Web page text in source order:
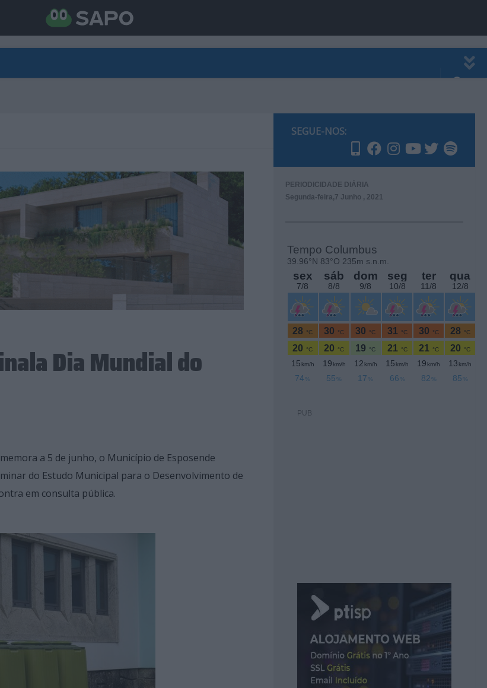
Dia Mundial do
a 5 de junho, o Município de Esposende
do Estudo Municipal para o Desenvolvimento de
em consulta pública.
SEGUE-NOS:
PERIODICIDADE DIÁRIA
Segunda-feira,7 Junho , 2021
PUB